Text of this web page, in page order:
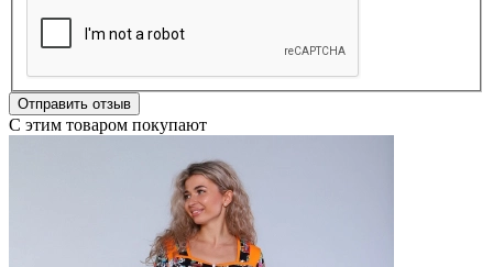
Отправить отзыв
С этим товаром покупают